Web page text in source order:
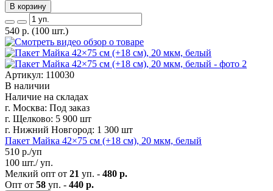
В корзину
540 р. (100 шт.)
Артикул: 110030
В наличии
Наличие на складах
г. Москва: Под заказ
г. Щелково: 5 900 шт
г. Нижний Новгород: 1 300 шт
Пакет Майка 42×75 см (+18 см), 20 мкм, белый
510 р./уп
100 шт./ уп.
Мелкий опт от 21 уп. - 480 р.
Опт от 58 уп. - 440 р.